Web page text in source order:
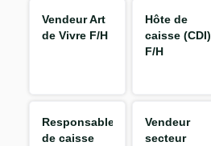
Vendeur Art
de Vivre F/H
Hôte de
caisse (CDI)
F/H
Responsable
de caisse
Vendeur
secteur